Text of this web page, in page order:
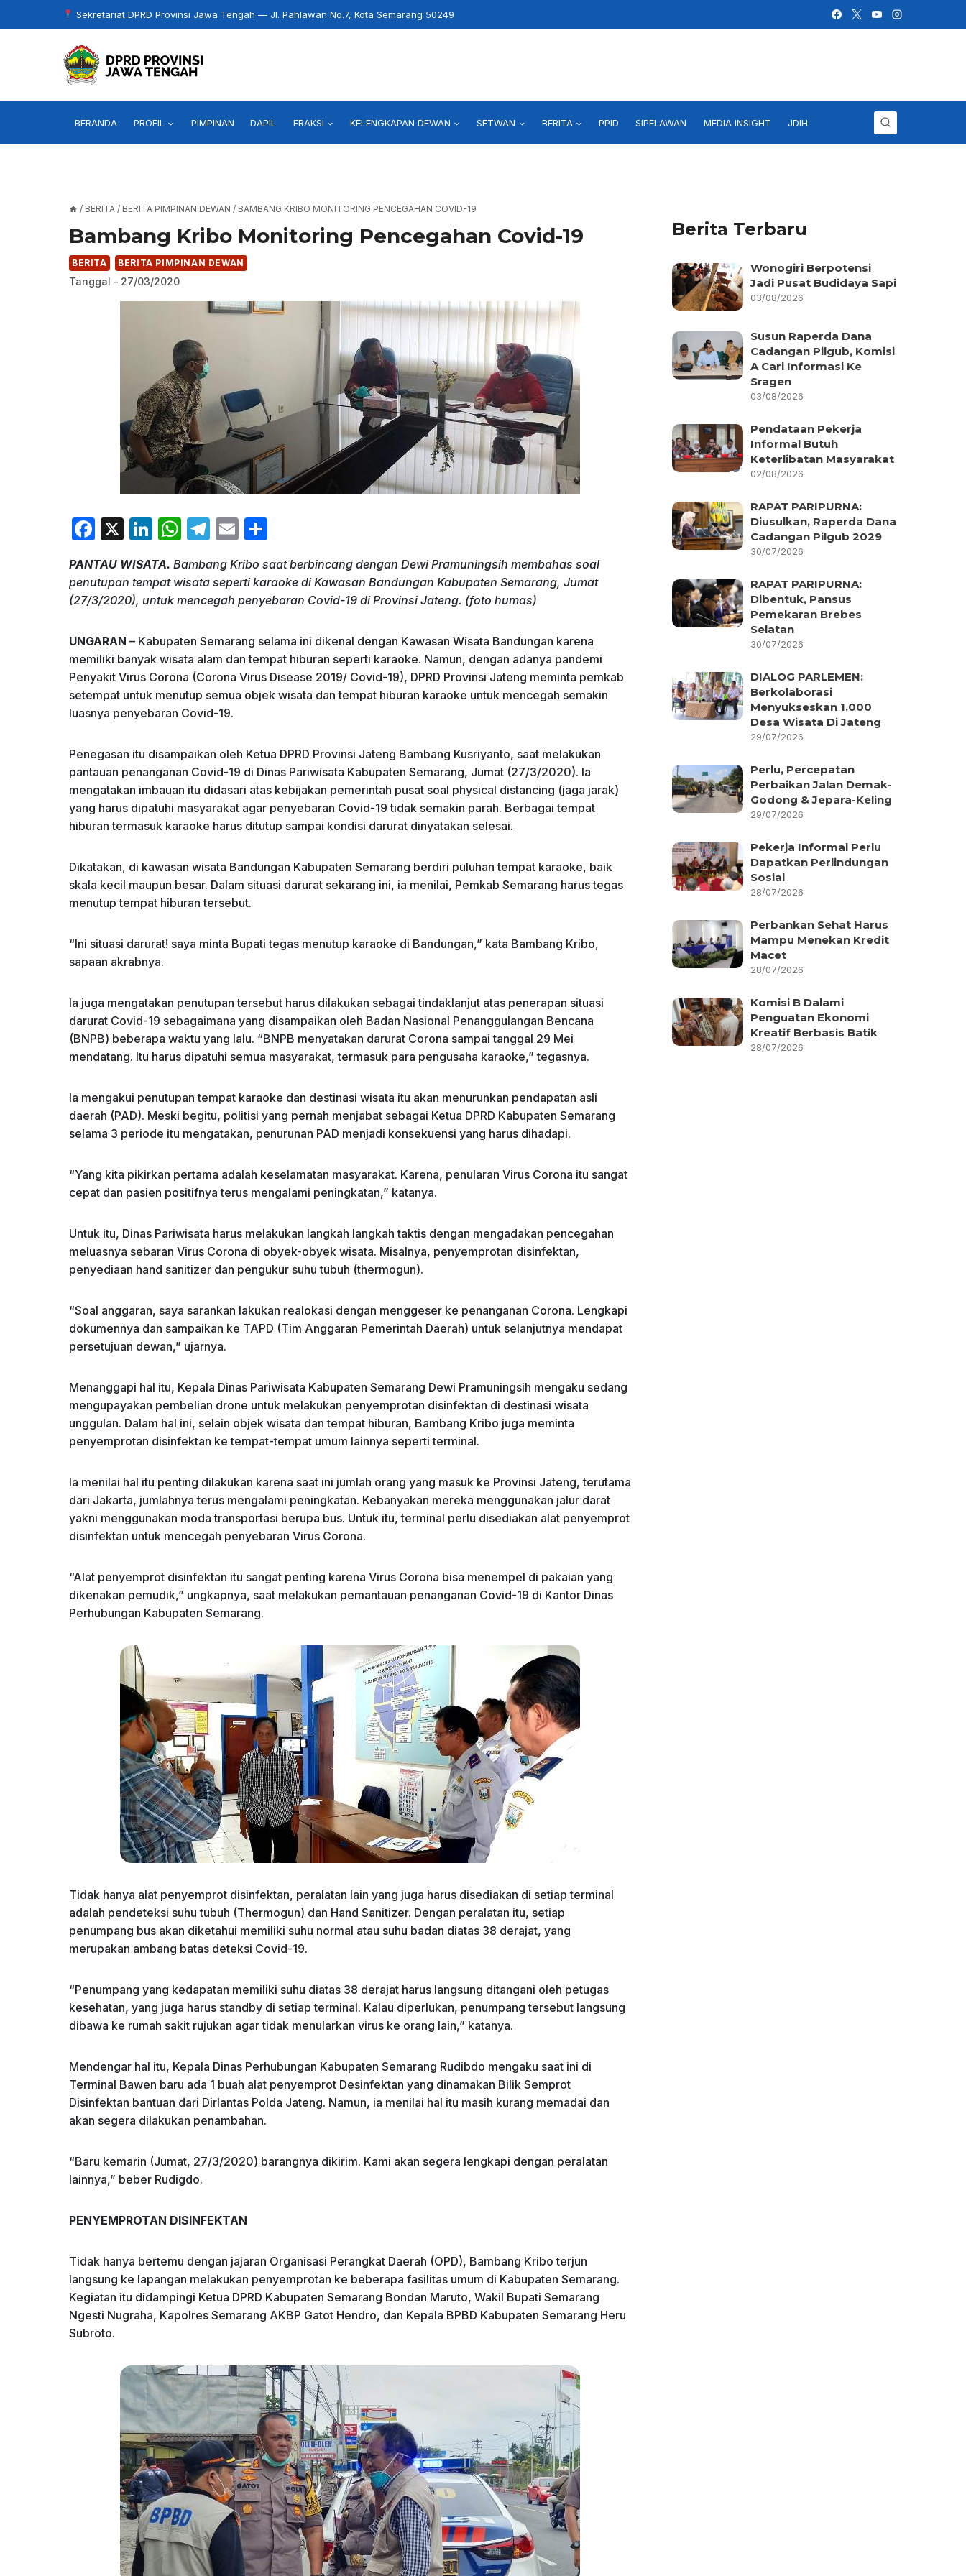
to
Sekretariat DPRD Provinsi Jawa Tengah — Jl. Pahlawan No.7, Kota Semarang 50249
BERANDA PROFIL PIMPINAN DAPIL FRAKSI KELENGKAPAN DEWAN SETWAN BERITA PPID SIPELAWAN MEDIA INSIGHT JDIH
/ BERITA / BERITA PIMPINAN DEWAN / BAMBANG KRIBO MONITORING PENCEGAHAN COVID-19
Bambang Kribo Monitoring Pencegahan Covid-19
BERITA BERITA PIMPINAN DEWAN
Tanggal - 27/03/2020
F
c
e
o
o
k
X
Li
k
e
n
W
at
s
p
p
T
e
gr
m
E
ai
l
ar
e
PANTAU WISATA. Bambang Kribo saat berbincang dengan Dewi Pramuningsih membahas soal
penutupan tempat wisata seperti karaoke di Kawasan Bandungan Kabupaten Semarang, Jumat
(27/3/2020), untuk mencegah penyebaran Covid-19 di Provinsi Jateng. (foto humas)
UNGARAN – Kabupaten Semarang selama ini dikenal dengan Kawasan Wisata Bandungan karena
memiliki banyak wisata alam dan tempat hiburan seperti karaoke. Namun, dengan adanya pandemi
Penyakit Virus Corona (Corona Virus Disease 2019/ Covid-19), DPRD Provinsi Jateng meminta pemkab
setempat untuk menutup semua objek wisata dan tempat hiburan karaoke untuk mencegah semakin
luasnya penyebaran Covid-19.
Penegasan itu disampaikan oleh Ketua DPRD Provinsi Jateng Bambang Kusriyanto, saat melakukan
pantauan penanganan Covid-19 di Dinas Pariwisata Kabupaten Semarang, Jumat (27/3/2020). Ia
mengatakan imbauan itu didasari atas kebijakan pemerintah pusat soal physical distancing (jaga jarak)
yang harus dipatuhi masyarakat agar penyebaran Covid-19 tidak semakin parah. Berbagai tempat
hiburan termasuk karaoke harus ditutup sampai kondisi darurat dinyatakan selesai.
Dikatakan, di kawasan wisata Bandungan Kabupaten Semarang berdiri puluhan tempat karaoke, baik
skala kecil maupun besar. Dalam situasi darurat sekarang ini, ia menilai, Pemkab Semarang harus tegas
menutup tempat hiburan tersebut.
“Ini situasi darurat! saya minta Bupati tegas menutup karaoke di Bandungan,” kata Bambang Kribo,
sapaan akrabnya.
Ia juga mengatakan penutupan tersebut harus dilakukan sebagai tindaklanjut atas penerapan situasi
darurat Covid-19 sebagaimana yang disampaikan oleh Badan Nasional Penanggulangan Bencana
(BNPB) beberapa waktu yang lalu. “BNPB menyatakan darurat Corona sampai tanggal 29 Mei
mendatang. Itu harus dipatuhi semua masyarakat, termasuk para pengusaha karaoke,” tegasnya.
Ia mengakui penutupan tempat karaoke dan destinasi wisata itu akan menurunkan pendapatan asli
daerah (PAD). Meski begitu, politisi yang pernah menjabat sebagai Ketua DPRD Kabupaten Semarang
selama 3 periode itu mengatakan, penurunan PAD menjadi konsekuensi yang harus dihadapi.
“Yang kita pikirkan pertama adalah keselamatan masyarakat. Karena, penularan Virus Corona itu sangat
cepat dan pasien positifnya terus mengalami peningkatan,” katanya.
Untuk itu, Dinas Pariwisata harus melakukan langkah langkah taktis dengan mengadakan pencegahan
meluasnya sebaran Virus Corona di obyek-obyek wisata. Misalnya, penyemprotan disinfektan,
penyediaan hand sanitizer dan pengukur suhu tubuh (thermogun).
“Soal anggaran, saya sarankan lakukan realokasi dengan menggeser ke penanganan Corona. Lengkapi
dokumennya dan sampaikan ke TAPD (Tim Anggaran Pemerintah Daerah) untuk selanjutnya mendapat
persetujuan dewan,” ujarnya.
Menanggapi hal itu, Kepala Dinas Pariwisata Kabupaten Semarang Dewi Pramuningsih mengaku sedang
mengupayakan pembelian drone untuk melakukan penyemprotan disinfektan di destinasi wisata
unggulan. Dalam hal ini, selain objek wisata dan tempat hiburan, Bambang Kribo juga meminta
penyemprotan disinfektan ke tempat-tempat umum lainnya seperti terminal.
Ia menilai hal itu penting dilakukan karena saat ini jumlah orang yang masuk ke Provinsi Jateng, terutama
dari Jakarta, jumlahnya terus mengalami peningkatan. Kebanyakan mereka menggunakan jalur darat
yakni menggunakan moda transportasi berupa bus. Untuk itu, terminal perlu disediakan alat penyemprot
disinfektan untuk mencegah penyebaran Virus Corona.
“Alat penyemprot disinfektan itu sangat penting karena Virus Corona bisa menempel di pakaian yang
dikenakan pemudik,” ungkapnya, saat melakukan pemantauan penanganan Covid-19 di Kantor Dinas
Perhubungan Kabupaten Semarang.
Tidak hanya alat penyemprot disinfektan, peralatan lain yang juga harus disediakan di setiap terminal
adalah pendeteksi suhu tubuh (Thermogun) dan Hand Sanitizer. Dengan peralatan itu, setiap
penumpang bus akan diketahui memiliki suhu normal atau suhu badan diatas 38 derajat, yang
merupakan ambang batas deteksi Covid-19.
“Penumpang yang kedapatan memiliki suhu diatas 38 derajat harus langsung ditangani oleh petugas
kesehatan, yang juga harus standby di setiap terminal. Kalau diperlukan, penumpang tersebut langsung
dibawa ke rumah sakit rujukan agar tidak menularkan virus ke orang lain,” katanya.
Mendengar hal itu, Kepala Dinas Perhubungan Kabupaten Semarang Rudibdo mengaku saat ini di
Terminal Bawen baru ada 1 buah alat penyemprot Desinfektan yang dinamakan Bilik Semprot
Disinfektan bantuan dari Dirlantas Polda Jateng. Namun, ia menilai hal itu masih kurang memadai dan
akan segera dilakukan penambahan.
“Baru kemarin (Jumat, 27/3/2020) barangnya dikirim. Kami akan segera lengkapi dengan peralatan
lainnya,” beber Rudigdo.
PENYEMPROTAN DISINFEKTAN
Tidak hanya bertemu dengan jajaran Organisasi Perangkat Daerah (OPD), Bambang Kribo terjun
langsung ke lapangan melakukan penyemprotan ke beberapa fasilitas umum di Kabupaten Semarang.
Kegiatan itu didampingi Ketua DPRD Kabupaten Semarang Bondan Maruto, Wakil Bupati Semarang
Ngesti Nugraha, Kapolres Semarang AKBP Gatot Hendro, dan Kepala BPBD Kabupaten Semarang Heru
Subroto.
Berita Terbaru
Wonogiri Berpotensi
Jadi Pusat Budidaya Sapi
03/08/2026
Susun Raperda Dana
Cadangan Pilgub, Komisi
A Cari Informasi Ke
Sragen
03/08/2026
Pendataan Pekerja
Informal Butuh
Keterlibatan Masyarakat
02/08/2026
RAPAT PARIPURNA:
Diusulkan, Raperda Dana
Cadangan Pilgub 2029
30/07/2026
RAPAT PARIPURNA:
Dibentuk, Pansus
Pemekaran Brebes
Selatan
30/07/2026
DIALOG PARLEMEN:
Berkolaborasi
Menyukseskan 1.000
Desa Wisata Di Jateng
29/07/2026
Perlu, Percepatan
Perbaikan Jalan Demak-
Godong & Jepara-Keling
29/07/2026
Pekerja Informal Perlu
Dapatkan Perlindungan
Sosial
28/07/2026
Perbankan Sehat Harus
Mampu Menekan Kredit
Macet
28/07/2026
Komisi B Dalami
Penguatan Ekonomi
Kreatif Berbasis Batik
28/07/2026